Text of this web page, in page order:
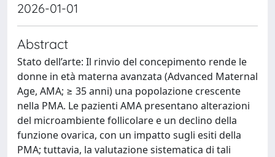
2026-01-01
Abstract
Stato dell’arte: Il rinvio del concepimento rende le
donne in età materna avanzata (Advanced Maternal
Age, AMA; ≥ 35 anni) una popolazione crescente
nella PMA. Le pazienti AMA presentano alterazioni
del microambiente follicolare e un declino della
funzione ovarica, con un impatto sugli esiti della
PMA; tuttavia, la valutazione sistematica di tali